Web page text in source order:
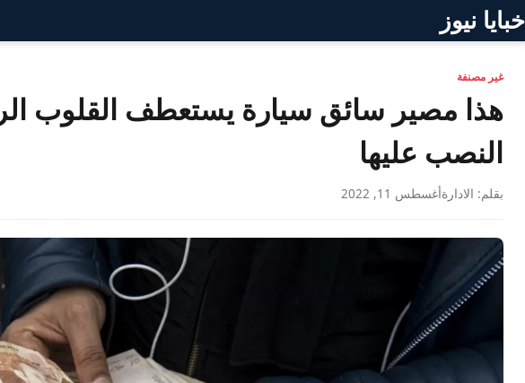
خبايا نيوز
غير مصنفة
هذا مصير سائق سيارة يستعطف القلوب
النصب عليها
بقلم: الادارةأغسطس 11, 2022